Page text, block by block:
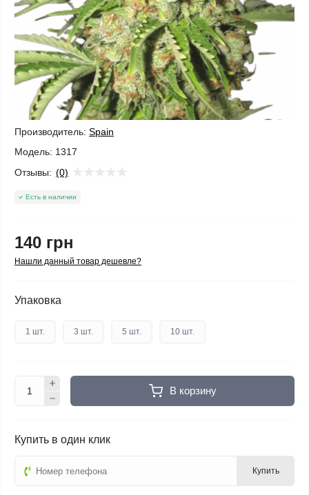
Производитель: Spain
Модель: 1317
Отзывы: (0)
Есть в наличии
140 грн
Нашли данный товар дешевле?
Упаковка
1 шт. 3 шт. 5 шт. 10 шт.
В корзину
Купить в один клик
Купить